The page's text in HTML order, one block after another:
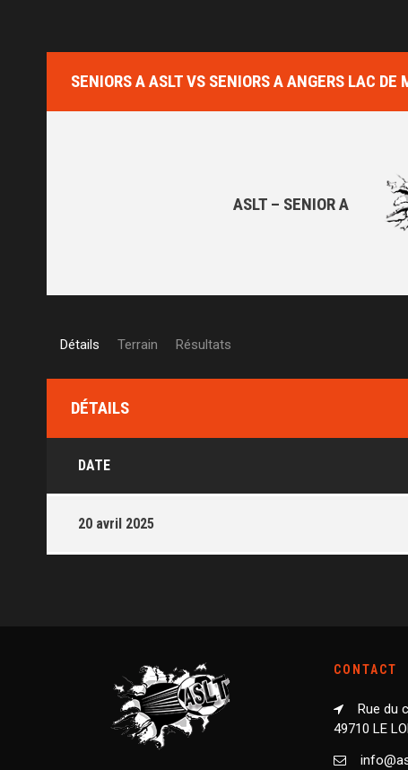
SENIORS A ASLT VS SENIORS A ANGERS LAC DE
ASLT – SENIOR A
Détails Terrain Résultats
DÉTAILS
DATE
20 avril 2025
CONTACT
Rue du
49710 LE